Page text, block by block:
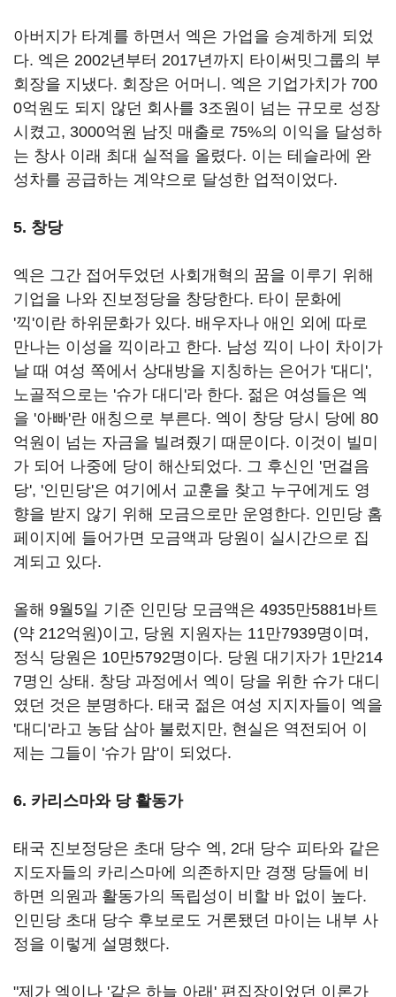
아버지가 타계를 하면서 엑은 가업을 승계하게 되었
다. 엑은 2002년부터 2017년까지 타이써밋그룹의 부
회장을 지냈다. 회장은 어머니. 엑은 기업가치가 700
0억원도 되지 않던 회사를 3조원이 넘는 규모로 성장
시켰고, 3000억원 남짓 매출로 75%의 이익을 달성하
는 창사 이래 최대 실적을 올렸다. 이는 테슬라에 완
성차를 공급하는 계약으로 달성한 업적이었다.
5. 창당
엑은 그간 접어두었던 사회개혁의 꿈을 이루기 위해
기업을 나와 진보정당을 창당한다. 타이 문화에
'끽'이란 하위문화가 있다. 배우자나 애인 외에 따로
만나는 이성을 끽이라고 한다. 남성 끽이 나이 차이가
날 때 여성 쪽에서 상대방을 지칭하는 은어가 '대디',
노골적으로는 '슈가 대디'라 한다. 젊은 여성들은 엑
을 '아빠'란 애칭으로 부른다. 엑이 창당 당시 당에 80
억원이 넘는 자금을 빌려줬기 때문이다. 이것이 빌미
가 되어 나중에 당이 해산되었다. 그 후신인 '먼걸음
당', '인민당'은 여기에서 교훈을 찾고 누구에게도 영
향을 받지 않기 위해 모금으로만 운영한다. 인민당 홈
페이지에 들어가면 모금액과 당원이 실시간으로 집
계되고 있다.
올해 9월5일 기준 인민당 모금액은 4935만5881바트
(약 212억원)이고, 당원 지원자는 11만7939명이며,
정식 당원은 10만5792명이다. 당원 대기자가 1만214
7명인 상태. 창당 과정에서 엑이 당을 위한 슈가 대디
였던 것은 분명하다. 태국 젊은 여성 지지자들이 엑을
'대디'라고 농담 삼아 불렀지만, 현실은 역전되어 이
제는 그들이 '슈가 맘'이 되었다.
6. 카리스마와 당 활동가
태국 진보정당은 초대 당수 엑, 2대 당수 피타와 같은
지도자들의 카리스마에 의존하지만 경쟁 당들에 비
하면 의원과 활동가의 독립성이 비할 바 없이 높다.
인민당 초대 당수 후보로도 거론됐던 마이는 내부 사
정을 이렇게 설명했다.
"제가 엑이나 '같은 하늘 아래' 편집장이었던 이론가